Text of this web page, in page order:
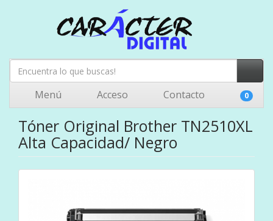
Menú Acceso Contacto 0
Tóner Original Brother TN2510XL
Alta Capacidad/ Negro